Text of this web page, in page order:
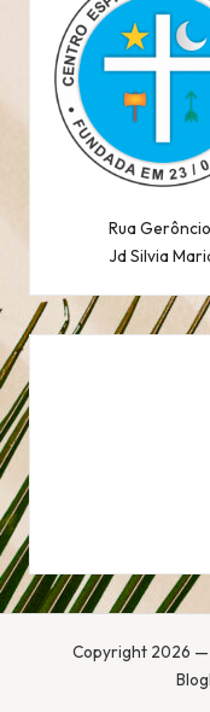
Rua Gerôncio
Jd Silvia Maria
Copyright 2026 —